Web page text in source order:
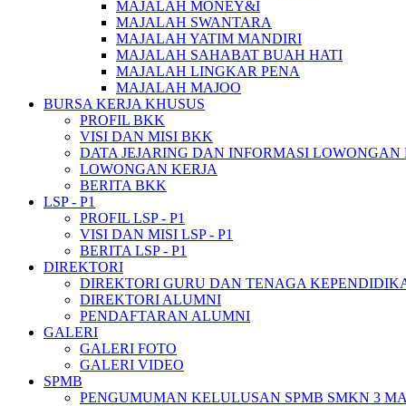
MAJALAH MONEY&I
MAJALAH SWANTARA
MAJALAH YATIM MANDIRI
MAJALAH SAHABAT BUAH HATI
MAJALAH LINGKAR PENA
MAJALAH MAJOO
BURSA KERJA KHUSUS
PROFIL BKK
VISI DAN MISI BKK
DATA JEJARING DAN INFORMASI LOWONGAN
LOWONGAN KERJA
BERITA BKK
LSP - P1
PROFIL LSP - P1
VISI DAN MISI LSP - P1
BERITA LSP - P1
DIREKTORI
DIREKTORI GURU DAN TENAGA
DIREKTORI ALUMNI
PENDAFTARAN ALUMNI
GALERI
GALERI FOTO
GALERI VIDEO
SPMB
PENGUMUMAN KELULUSAN SPMB SMKN 3